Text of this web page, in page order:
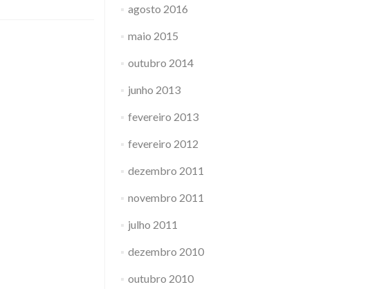
agosto 2016
maio 2015
outubro 2014
junho 2013
fevereiro 2013
fevereiro 2012
dezembro 2011
novembro 2011
julho 2011
dezembro 2010
outubro 2010